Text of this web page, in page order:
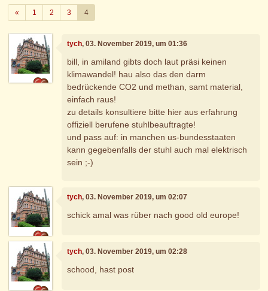
«Zurück
1 2 3 4
tych, 03. November 2019, um 01:36
bill, in amiland gibts doch laut präsi keinen
klimawandel! hau also das den darm
bedrückende CO2 und methan, samt material,
einfach raus!
zu details konsultiere bitte hier aus erfahrung
offiziell berufene stuhlbeauftragte!
und pass auf: in manchen us-bundesstaaten
kann gegebenfalls der stuhl auch mal elektrisch
sein ;-)
tych, 03. November 2019, um 02:07
schick amal was rüber nach good old europe!
tych, 03. November 2019, um 02:28
schood, hast post